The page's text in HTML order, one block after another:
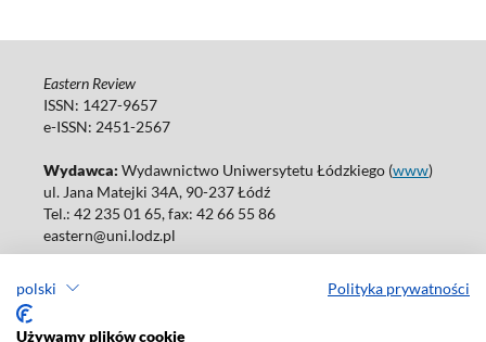
polski Polityka prywatności
Używamy plików cookie
Eastern Review
ISSN: 1427-9657
e-ISSN: 2451-2567
Wydawca: Wydawnictwo Uniwersytetu Łódzkiego (www)
ul. Jana Matejki 34A, 90-237 Łódź
Tel.: 42 235 01 65, fax: 42 66 55 86
eastern@uni.lodz.pl
W sprawie prenumeraty wydań papierowych prosimy o kontakt